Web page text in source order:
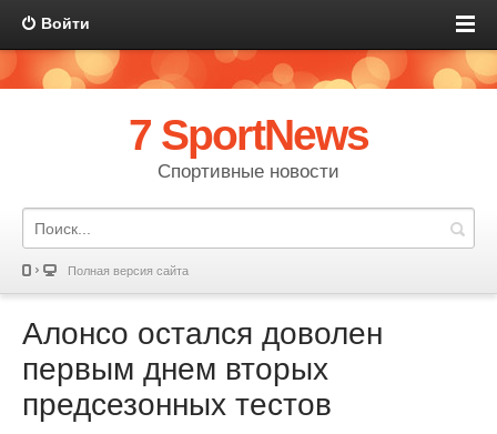
Войти
7 SportNews
Спортивные новости
Полная версия сайта
Алонсо остался доволен
первым днем вторых
предсезонных тестов